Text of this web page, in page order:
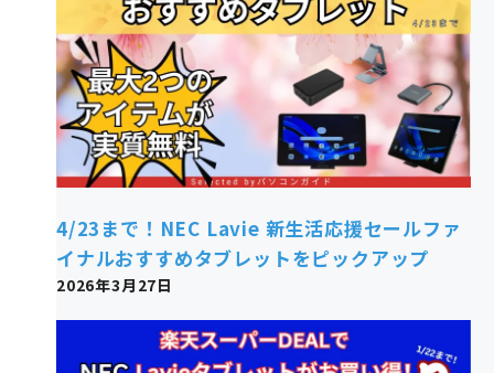
4/23まで！NEC Lavie 新生活応援セールファ
イナルおすすめタブレットをピックアップ
2026年3月27日